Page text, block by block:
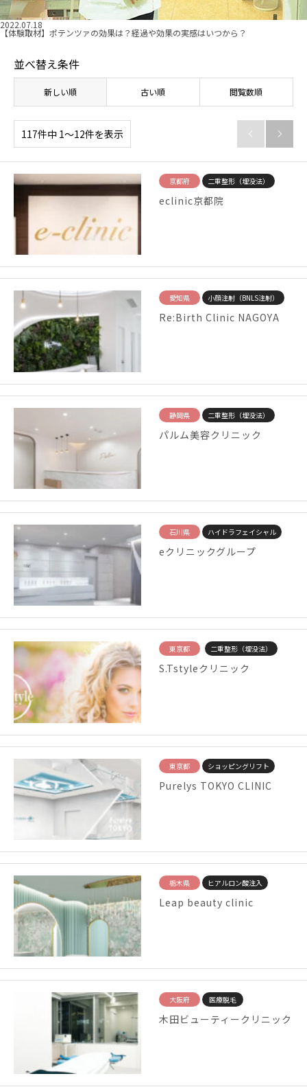
2022.07.18
【体験取材】ポテンツァの効果は？経過や効果の実感はいつから？
並べ替え条件
新しい順 古い順 閲覧数順
117件中 1〜12件を表示  
京都府 二重整形（埋没法）
eclinic京都院
愛知県 小顔注射（BNLS注射）
Re:Birth Clinic NAGOYA
静岡県 二重整形（埋没法）
パルム美容クリニック
石川県 ハイドラフェイシャル
eクリニックグループ
東京都 二重整形（埋没法）
S.Tstyleクリニック
東京都 ショッピングリフト
Purelys TOKYO CLINIC
栃木県 ヒアルロン酸注入
Leap beauty clinic
大阪府 医療脱毛
木田ビューティークリニック